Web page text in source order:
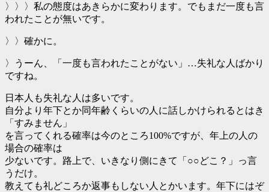
〉〉〉私の態度はあきらかに変わります。でもまだ一度も言
われたことが無いです。
〉〉確かに。
〉うーん、「一度も言われたことがない」…失礼な人ばかり
ですね。
日本人も失礼な人は多いです。
自分より年下とか同年齢くらいの人に話しかけられるとはき
「すみません」
を言ってくれる確率は今のところ100%ですが、年上の人の
場合の確率は
少ないです。路上で、いきなり側にきて「○○どこ？」っ言
うだけ。
教えても礼どころか返事もしない人とかいます。年下にはぞ